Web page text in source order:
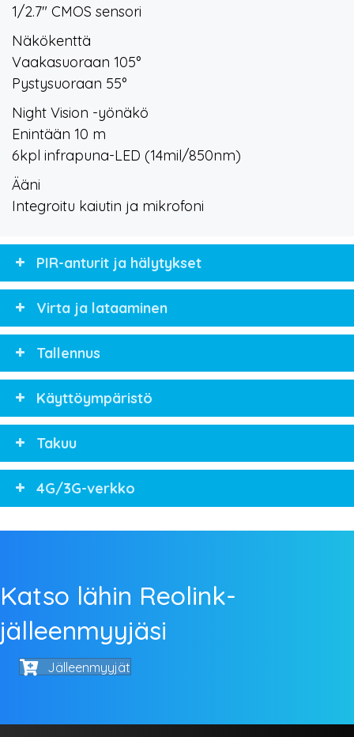
1/2.7" CMOS sensori
Näkökenttä
Vaakasuoraan 105°
Pystysuoraan 55°
Night Vision -yönäkö
Enintään 10 m
6kpl infrapuna-LED (14mil/850nm)
Ääni
Integroitu kaiutin ja mikrofoni
PIR-anturit ja hälytykset
Virta ja lataaminen
Tallennus
Käyttöympäristö
Takuu
4G/3G-verkko
Katso lähin Reolink-
jälleenmyyjäsi
Jälleenmyyjät